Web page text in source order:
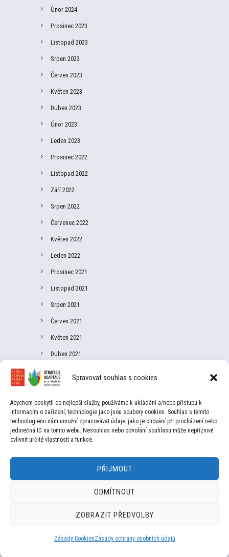
Spravovat souhlas s cookies
Abychom poskytli co nejlepší služby, používáme k ukládání a/nebo přístupu k
informacím o zařízení, technologie jako jsou soubory cookies. Souhlas s těmito
technologiemi nám umožní zpracovávat údaje, jako je chování při procházení nebo
jedinečná ID na tomto webu. Nesouhlas nebo odvolání souhlasu může nepříznivě
ovlivnit určité vlastnosti a funkce.
PŘIJMOUT
ODMÍTNOUT
ZOBRAZIT PŘEDVOLBY
Zásady CookiesZásady ochrany osobních údajů
Únor 2024
Prosinec 2023
Listopad 2023
Srpen 2023
Červen 2023
Květen 2023
Duben 2023
Únor 2023
Leden 2023
Prosinec 2022
Listopad 2022
Září 2022
Srpen 2022
Červenec 2022
Květen 2022
Leden 2022
Prosinec 2021
Listopad 2021
Srpen 2021
Červen 2021
Květen 2021
Duben 2021
Březen 2021
Únor 2021
Leden 2021
Listopad 2020
Září 2020